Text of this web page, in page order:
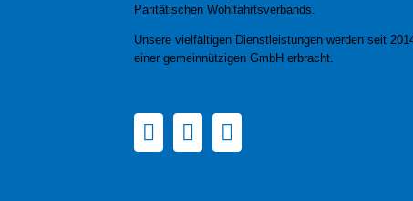
Paritätischen Wohlfahrtsverbands.
Unsere vielfältigen Dienstleistungen werden seit
einer gemeinnützigen GmbH erbracht.